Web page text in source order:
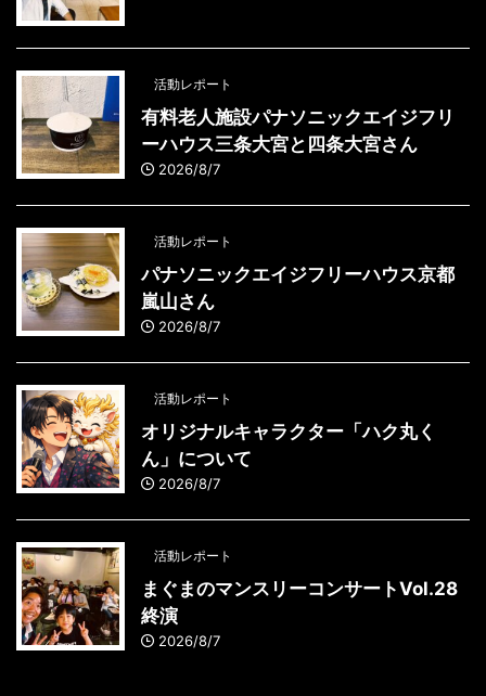
活動レポート
有料老人施設パナソニックエイジフリ
ーハウス三条大宮と四条大宮さん
2026/8/7
活動レポート
パナソニックエイジフリーハウス京都
嵐山さん
2026/8/7
活動レポート
オリジナルキャラクター「ハク丸く
ん」について
2026/8/7
活動レポート
まぐまのマンスリーコンサートVol.28
終演
2026/8/7